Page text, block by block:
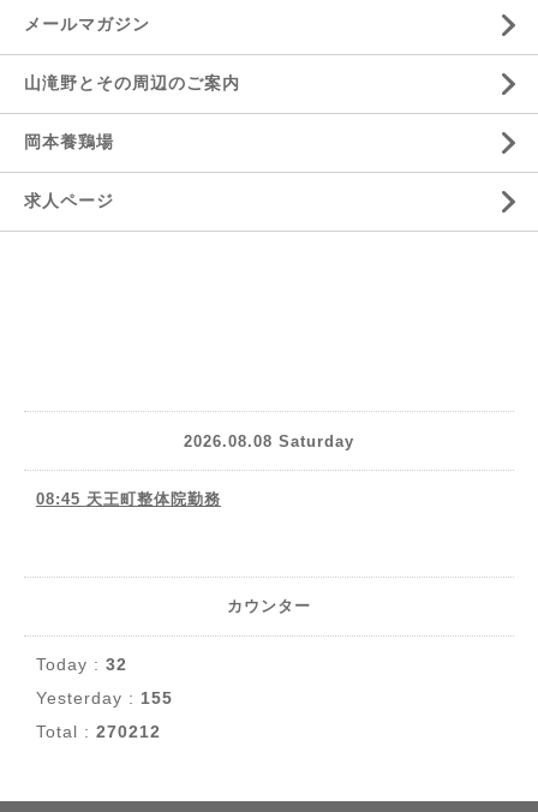
メールマガジン
山滝野とその周辺のご案内
岡本養鶏場
求人ページ
2026.08.08 Saturday
08:45 天王町整体院勤務
カウンター
Today : 32
Yesterday : 155
Total : 270212